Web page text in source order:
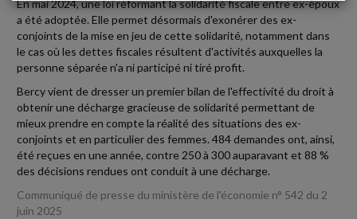
En mai 2024, une loi réformant la solidarité fiscale entre ex-époux
a été adoptée. Elle permet désormais d'exonérer des ex-
conjoints de la mise en jeu de cette solidarité, notamment dans
le cas où les dettes fiscales résultent d'activités auxquelles la
personne séparée n'a ni participé ni tiré profit.
Bercy vient de dresser un premier bilan de l'effectivité du droit à
obtenir une décharge gracieuse de solidarité permettant de
mieux prendre en compte la réalité des situations des ex-
conjoints et en particulier des femmes. 484 demandes ont, ainsi,
été reçues en une année, contre 250 à 300 auparavant et 88 %
des décisions rendues ont conduit à une décharge.
Communiqué de presse du ministère de l'économie n° 542 du 2
juin 2025